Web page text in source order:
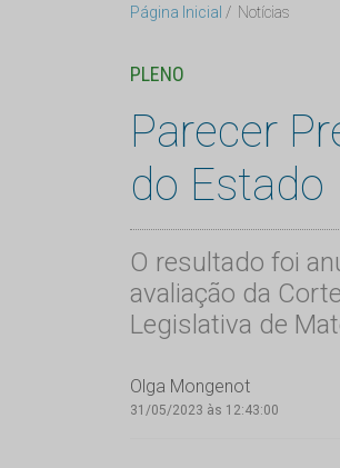
Página Inicial Notícias
PLENO
Parecer
do Estado
O resultado foi
avaliação da
Legislativa de
Olga Mongenot
31/05/2023 às 12:43:00